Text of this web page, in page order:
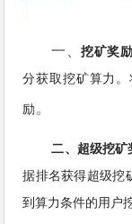
一、挖矿奖励
分获取挖矿算力。
励 。
二、超级挖矿
据排名获得超级挖
到算力条件的用户